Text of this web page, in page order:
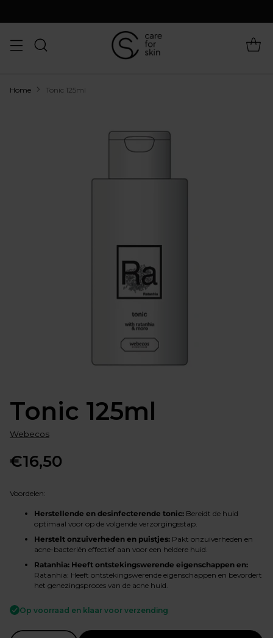
Home Tonic 125ml
Tonic 125ml
Webecos
Normale
prijs
€16,50
Voordelen:
Herstellende en desinfecterende tonic: Bereidt de huid
optimaal voor op de volgende verzorgingsstap.
Herstelt onzuiverheden en puistjes: Pakt onzuiverheden en
acne-bacteriën effectief aan voor een heldere huid.
Ratanhia: Heeft ontstekingswerende eigenschappen en:
Ratanhia: Heeft ontstekingswerende eigenschappen en bevordert
het genezingsproces van de acne huid.
Op voorraad en klaar voor verzending